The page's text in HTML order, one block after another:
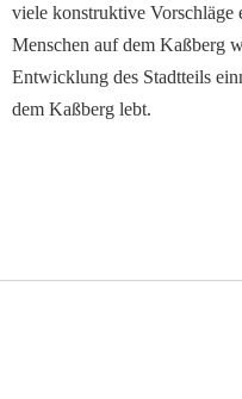
viele konstruktive Vorschläge
Menschen auf dem Kaßberg
Entwicklung des Stadtteils
dem Kaßberg lebt.